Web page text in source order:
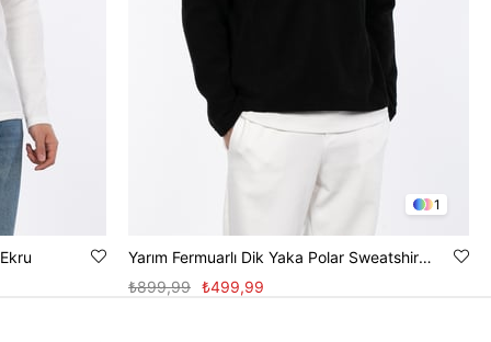
1
Yarım Fermuarlı Dik Yaka Polar Sweatshirt - Siyah
₺499,99
₺899,99